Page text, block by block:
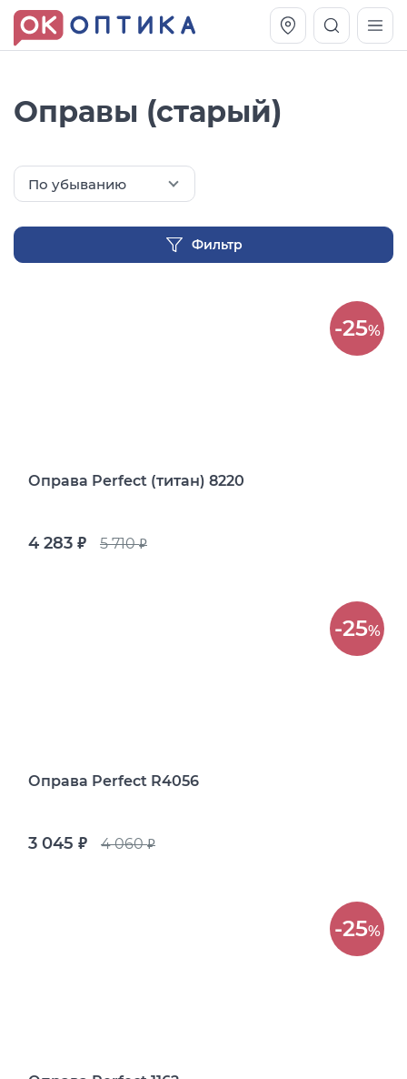
Оправы (старый)
По убыванию
Фильтр
-25%
Оправа Perfect (титан) 8220
4 283 руб. 5 710руб.
-25%
Оправа Perfect R4056
3 045 руб. 4 060руб.
-25%
Оправа Vogue OVO 4025